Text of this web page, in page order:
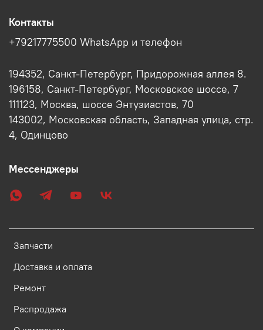
Запчасти
Доставка и оплата
Ремонт
Распродажа
Контакты
+79217775500 WhatsApp и телефон
194352, Санкт-Петербург, Придорожная аллея 8.
196158, Санкт-Петербург, Московское шоссе, 7
111123, Москва, шоссе Энтузиастов, 70
143002, Московская область, Западная улица, стр.
4, Одинцово
Мессенджеры